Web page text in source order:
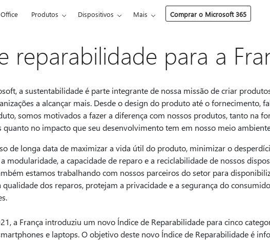
Office Produtos Dispositivos Mais Comprar o Microsoft 365
reparabilidade para a
a sustentabilidade é parte integrante de nossa missão de criar
a alcançar mais. Desde o design do produto até o fornecimento,
somos motivados a fazer a diferença com nossos produtos, tanto na
quanto no impacto que seu desenvolvimento tem em nosso meio
de longa data de maximizar a vida útil do produto, minimizar o
modularidade, a capacidade de reparo e a reciclabilidade de nossos
estamos trabalhando com nossos parceiros do setor para
dos reparos, protejam a privacidade e a segurança do
a França introduziu um novo Índice de Reparabilidade para cinco
e laptops. O objetivo deste novo Índice de Reparabilidade é